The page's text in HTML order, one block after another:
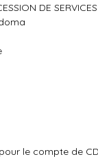
DE SERVICES
le compte de